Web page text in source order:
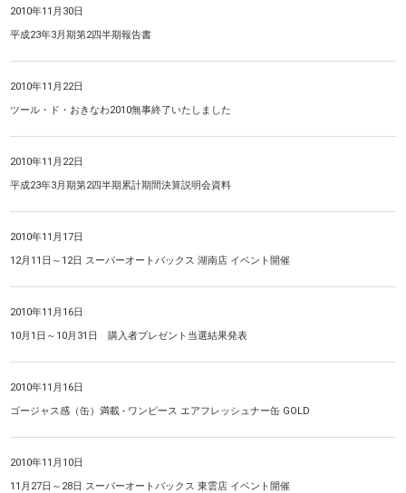
2010年11月30日
平成23年3月期第2四半期報告書
2010年11月22日
ツール・ド・おきなわ2010無事終了いたしました
2010年11月22日
平成23年3月期第2四半期累計期間決算説明会資料
2010年11月17日
12月11日～12日 スーパーオートバックス 湖南店 イベント開催
2010年11月16日
10月1日～10月31日 購入者プレゼント当選結果発表
2010年11月16日
ゴージャス感（缶）満載 ‐ ワンピース エアフレッシュナー缶 GOLD
2010年11月10日
11月27日～28日 スーパーオートバックス 東雲店 イベント開催